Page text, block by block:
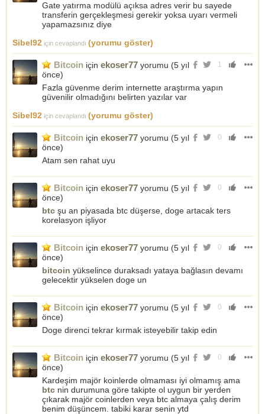
Gate yatırma modülü açıksa adres verir bu sayede
transferin gerçekleşmesi gerekir yoksa uyarı vermeli
yapamazsınız diye
Sibel92 için cevaplandı (yorumu göster)
1
Bitcoin için ekoser77 yorumu (5 yıl
önce)
Fazla güvenme derim internette araştırma yapın
güvenilir olmadığını belirten yazılar var
Sibel92 için cevaplandı (yorumu göster)
0
Bitcoin için ekoser77 yorumu (5 yıl
önce)
Atam sen rahat uyu
0
Bitcoin için ekoser77 yorumu (5 yıl
önce)
btc şu an piyasada btc düşerse, doge artacak ters
korelasyon işliyor
0
Bitcoin için ekoser77 yorumu (5 yıl
önce)
bitcoin yükselince duraksadı yataya bağlasın devamı
gelecektir yükselen doge un
0
Bitcoin için ekoser77 yorumu (5 yıl
önce)
Doge direnci tekrar kırmak isteyebilir takip edin
0
Bitcoin için ekoser77 yorumu (5 yıl
önce)
Kardeşim majör koinlerde olmaması iyi olmamış ama
btc nin durumuna göre takipte ol uygun bir yerden
çıkarak majör coinlerden veya btc almaya çalış derim
benim düşüncem. tabiki karar senin ytd